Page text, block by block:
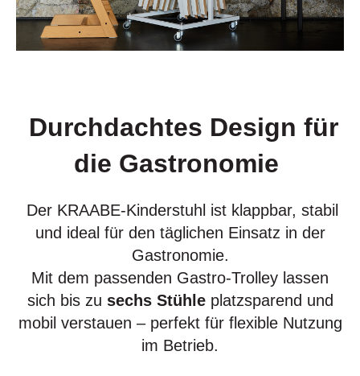
Durchdachtes Design für
die Gastronomie
Der KRAABE-Kinderstuhl ist klappbar, stabil
und ideal für den täglichen Einsatz in der
Gastronomie.
Mit dem passenden Gastro-Trolley lassen
sich bis zu sechs Stühleplatzsparend und
mobil verstauen – perfekt für flexible Nutzung
im Betrieb.